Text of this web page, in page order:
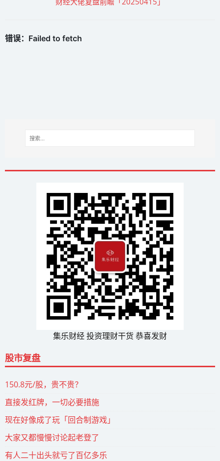
集乐财经 投资理财干货 恭喜发财
股市复盘
150.8元/股，贵不贵？
直接发红牌，一切必要措施
现在好像成了玩「回合制游戏」
大家又都慢慢讨论起老登了
有人二十出头就亏了百亿多乐